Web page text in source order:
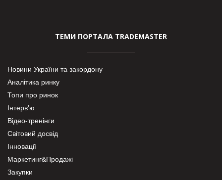
ТЕМИ ПОРТАЛА TRADEMASTER
Новини України та закордону
Аналітика ринку
Топи про ринок
Інтерв’ю
Відео-тренінги
Світовий досвід
Інновації
Маркетинг&Продажі
Закупки